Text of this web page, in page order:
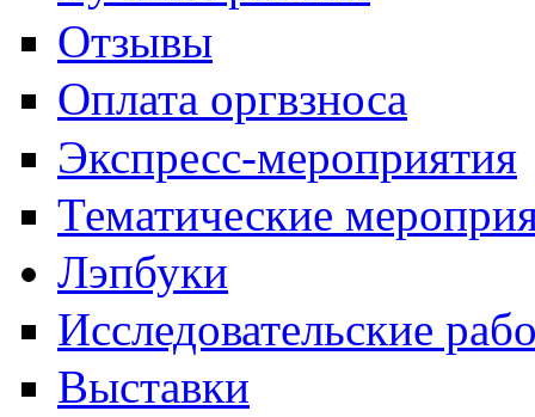
Отзывы
Оплата оргвзноса
Экспресс-мероприятия
Тематические
Лэпбуки
Исследовательские
Выставки